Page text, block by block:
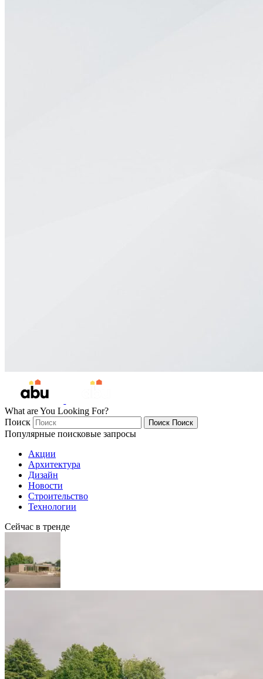
What are You Looking For?
Поиск
Поиск Поиск
Популярные поисковые запросы
Акции
Архитектура
Дизайн
Новости
Строительство
Технологии
Сейчас в тренде